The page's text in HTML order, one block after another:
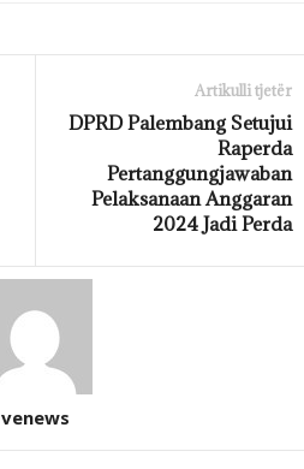
Artikulli tjetër
DPRD Palembang Setujui
Raperda
Pertanggungjawaban
Pelaksanaan Anggaran
2024 Jadi Perda
venews